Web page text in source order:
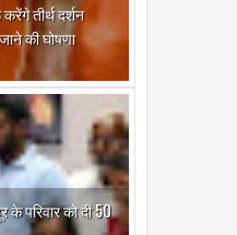
तीर्थ दर्शन
की घोषणा
परिवार को दी 50